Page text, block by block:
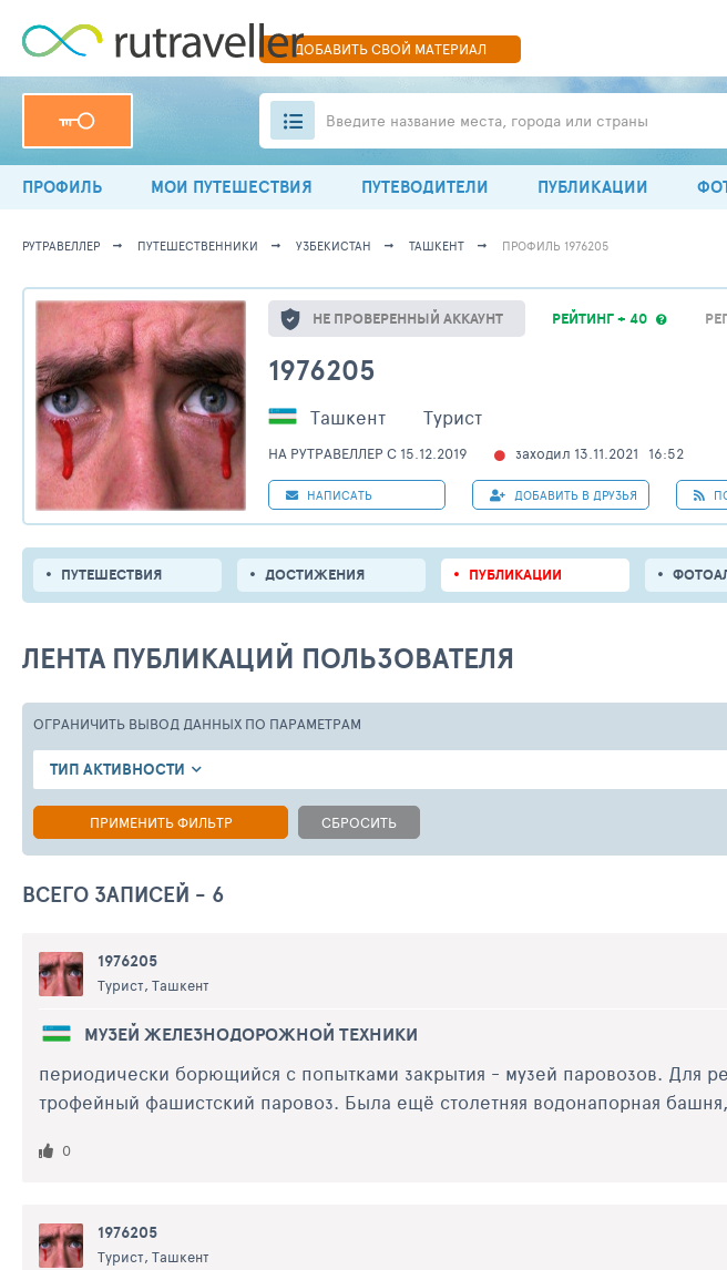
ДОБАВИТЬСВОЙ МАТЕРИАЛ
Введите название места, города или страны
ПРОФИЛЬ МОИ ПУТЕШЕСТВИЯ ПУТЕВОДИТЕЛИ ПУБЛИКАЦИИ
РУТРАВЕЛЛЕР ПУТЕШЕСТВЕННИКИ УЗБЕКИСТАН ТАШКЕНТ ПРОФИЛЬ 1976205
НЕ ПРОВЕРЕННЫЙ АККАУНТ РЕЙТИНГ + 40
1976205
Ташкент Турист
НА РУТРАВЕЛЛЕР C 15.12.2019 заходил 13.11.2021 16:52
НАПИСАТЬ ДОБАВИТЬ В ДРУЗЬЯ
ПУТЕШЕСТВИЯ ДОСТИЖЕНИЯ ПУБЛИКАЦИИ
ЛЕНТА ПУБЛИКАЦИЙ ПОЛЬЗОВАТЕЛЯ
ОГРАНИЧИТЬ ВЫВОД ДАННЫХ ПО ПАРАМЕТРАМ
ТИП АКТИВНОСТИ
ПРИМЕНИТЬ ФИЛЬТР СБРОСИТЬ
ВСЕГО ЗАПИСЕЙ - 6
1976205
Турист, Ташкент
МУЗЕЙ ЖЕЛЕЗНОДОРОЖНОЙ ТЕХНИКИ
периодически борющийся с попытками закрытия - музей паровозов. Для
трофейный фашистский паровоз. Была ещё столетняя водонапорная
0
1976205
Турист, Ташкент